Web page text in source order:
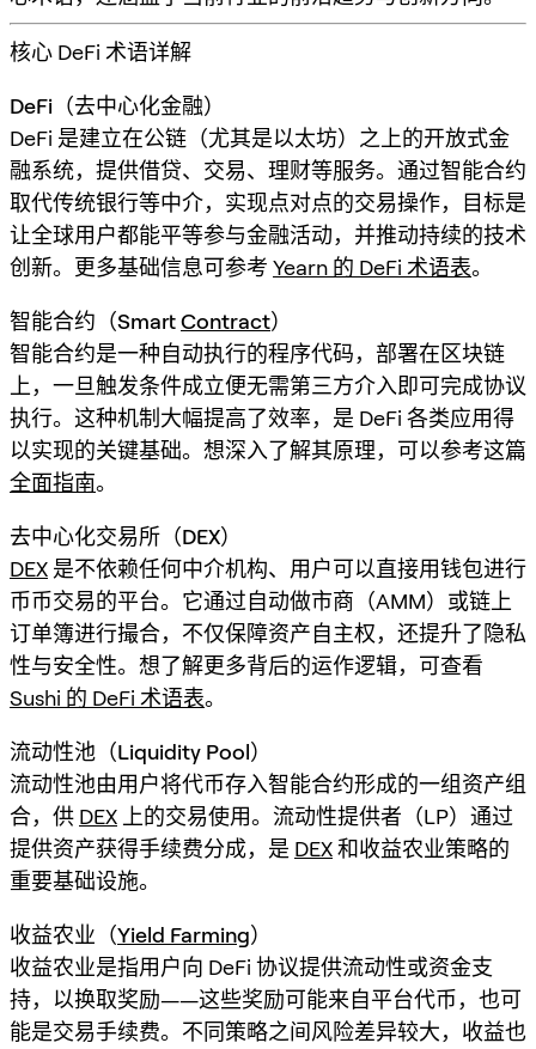
核心 DeFi 术语详解
DeFi（去中心化金融）
DeFi 是建立在公链（尤其是以太坊）之上的开放式金
融系统，提供借贷、交易、理财等服务。通过智能合约
取代传统银行等中介，实现点对点的交易操作，目标是
让全球用户都能平等参与金融活动，并推动持续的技术
创新。更多基础信息可参考 Yearn 的 DeFi 术语表。
智能合约（SmartContract）
智能合约是一种自动执行的程序代码，部署在区块链
上，一旦触发条件成立便无需第三方介入即可完成协议
执行。这种机制大幅提高了效率，是 DeFi 各类应用得
以实现的关键基础。想深入了解其原理，可以参考这篇
全面指南。
去中心化交易所（DEX）
DEX 是不依赖任何中介机构、用户可以直接用钱包进行
币币交易的平台。它通过自动做市商（AMM）或链上
订单簿进行撮合，不仅保障资产自主权，还提升了隐私
性与安全性。想了解更多背后的运作逻辑，可查看
Sushi 的 DeFi 术语表。
流动性池（Liquidity Pool）
流动性池由用户将代币存入智能合约形成的一组资产组
合，供 DEX 上的交易使用。流动性提供者（LP）通过
提供资产获得手续费分成，是 DEX和收益农业策略的
重要基础设施。
收益农业（Yield Farming）
收益农业是指用户向 DeFi 协议提供流动性或资金支
持，以换取奖励——这些奖励可能来自平台代币，也可
能是交易手续费。不同策略之间风险差异较大，收益也